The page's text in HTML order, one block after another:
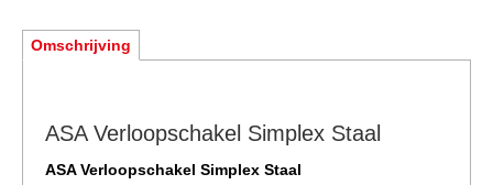
Omschrijving
ASA Verloopschakel Simplex Staal
ASA Verloopschakel Simplex Staal